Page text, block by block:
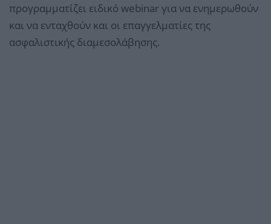
προγραμματίζει ειδικό webinar για να ενημερωθούν
και να ενταχθούν και οι επαγγελματίες της
ασφαλιστικής διαμεσολάβησης.